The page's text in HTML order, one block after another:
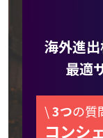
海外進
最適
\3つの質
コンシ